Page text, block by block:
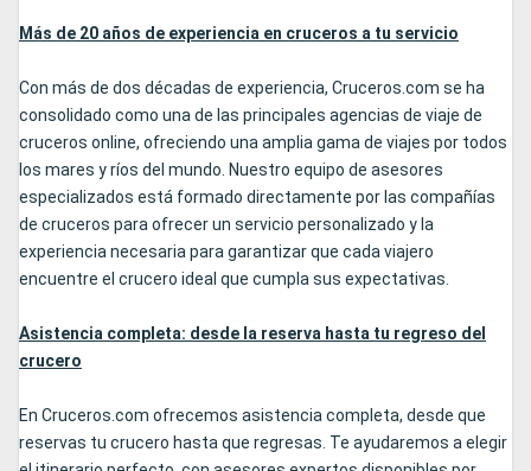
Más de 20 años de experiencia en cruceros a tu servicio
Con más de dos décadas de experiencia, Cruceros.com se ha
consolidado como una de las principales agencias de viaje de
cruceros online, ofreciendo una amplia gama de viajes por todos
los mares y ríos del mundo. Nuestro equipo de asesores
especializados está formado directamente por las compañías
de cruceros para ofrecer un servicio personalizado y la
experiencia necesaria para garantizar que cada viajero
encuentre el crucero ideal que cumpla sus expectativas.
Asistencia completa: desde la reserva hasta tu regreso del
crucero
En Cruceros.com ofrecemos asistencia completa, desde que
reservas tu crucero hasta que regresas. Te ayudaremos a elegir